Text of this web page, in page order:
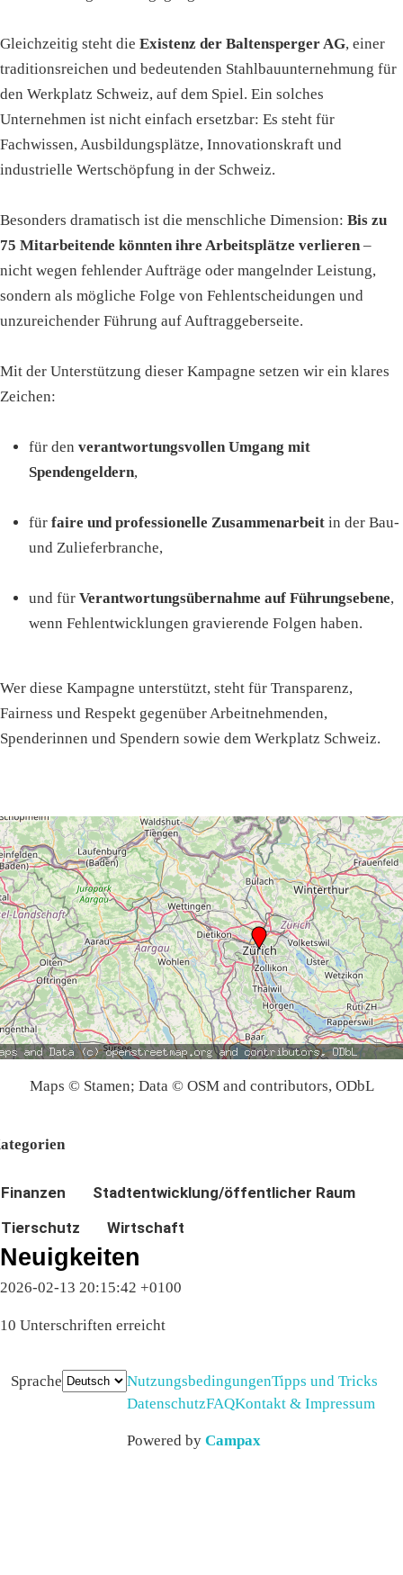
Gleichzeitig steht die Existenz der Baltensperger AG, einer
traditionsreichen und bedeutenden Stahlbauunternehmung für
den Werkplatz Schweiz, auf dem Spiel. Ein solches
Unternehmen ist nicht einfach ersetzbar: Es steht für
Fachwissen, Ausbildungsplätze, Innovationskraft und
industrielle Wertschöpfung in der Schweiz.
Besonders dramatisch ist die menschliche Dimension: Bis zu
75 Mitarbeitende könnten ihre Arbeitsplätze verlieren–
nicht wegen fehlender Aufträge oder mangelnder Leistung,
sondern als mögliche Folge von Fehlentscheidungen und
unzureichender Führung auf Auftraggeberseite.
Mit der Unterstützung dieser Kampagne setzen wir ein klares
Zeichen:
für den verantwortungsvollen Umgang mit
Spendengeldern,
für faire und professionelle Zusammenarbeit in der Bau-
und Zulieferbranche,
und für Verantwortungsübernahme auf Führungsebene,
wenn Fehlentwicklungen gravierende Folgen haben.
Wer diese Kampagne unterstützt, steht für Transparenz,
Fairness und Respekt gegenüber Arbeitnehmenden,
Spenderinnen und Spendern sowie dem Werkplatz Schweiz.
Maps © Stamen; Data © OSM and contributors, ODbL
Finanzen
Stadtentwicklung/öffentlicher Raum
Tierschutz
Wirtschaft
Neuigkeiten
2026-02-13 20:15:42 +0100
10 Unterschriften erreicht
Sprache NutzungsbedingungenTipps und Tricks
DatenschutzFAQKontakt & Impressum
Powered by Campax